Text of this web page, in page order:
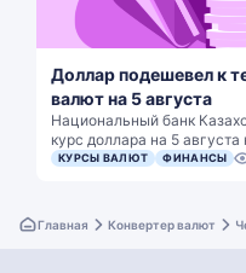
Доллар подешевел к
валют на 5 августа
Национальный банк
курс доллара на 5
КУРСЫ ВАЛЮТ ФИНАНСЫ
Главная Конвертер валют